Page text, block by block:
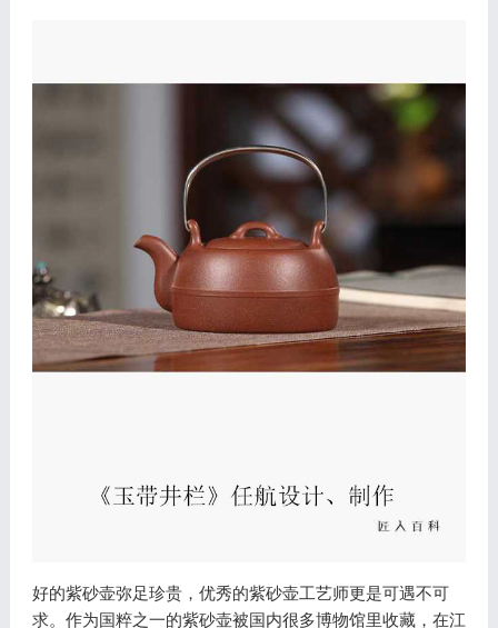
好的紫砂壶弥足珍贵，优秀的紫砂壶工艺师更是可遇不可
求。作为国粹之一的紫砂壶被国内很多博物馆里收藏，在江